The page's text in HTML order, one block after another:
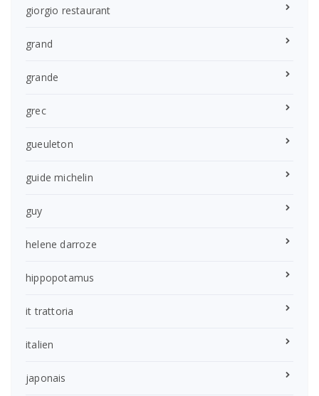
giorgio restaurant
grand
grande
grec
gueuleton
guide michelin
guy
helene darroze
hippopotamus
it trattoria
italien
japonais